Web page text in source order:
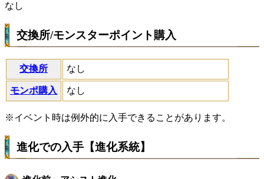
なし
交換所/モンスターポイント購入
交換所 なし
モンポ購入 なし
※イベント時は例外的に入手できることがあります。
進化での入手【進化系統】